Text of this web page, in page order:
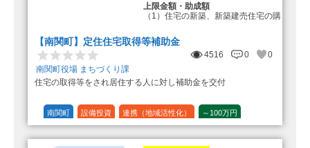
上限金額・助成額
（1）住宅の新築、新築建売住宅の購
登録事業者利用の場合25万円加
算（50万円＋25万円加算＝75万円）
算（25万円＋25万円加算＝50万円）
（3）住宅リフォーム 経費の20％
の額（限度額50万円）
（最大で50万円＋25万円加算＝75万
【南関町】定住住宅取得等補助金
4516 0
0
南関町役場 まちづくり課
住宅の取得等をされ居住する人に対し補助金を交付
南関町 設備投資 連携（地域活性化） ～100万円